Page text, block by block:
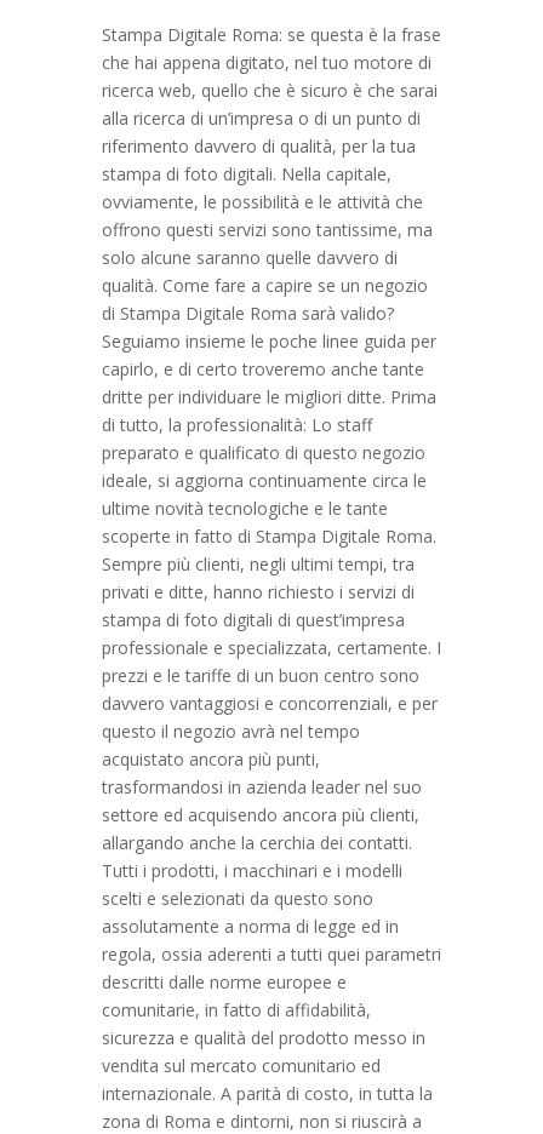
Stampa Digitale Roma: se questa è la frase
che hai appena digitato, nel tuo motore di
ricerca web, quello che è sicuro è che sarai
alla ricerca di un’impresa o di un punto di
riferimento davvero di qualità, per la tua
stampa di foto digitali. Nella capitale,
ovviamente, le possibilità e le attività che
offrono questi servizi sono tantissime, ma
solo alcune saranno quelle davvero di
qualità. Come fare a capire se un negozio
di Stampa Digitale Roma sarà valido?
Seguiamo insieme le poche linee guida per
capirlo, e di certo troveremo anche tante
dritte per individuare le migliori ditte. Prima
di tutto, la professionalità: Lo staff
preparato e qualificato di questo negozio
ideale, si aggiorna continuamente circa le
ultime novità tecnologiche e le tante
scoperte in fatto di Stampa Digitale Roma.
Sempre più clienti, negli ultimi tempi, tra
privati e ditte, hanno richiesto i servizi di
stampa di foto digitali di quest’impresa
professionale e specializzata, certamente. I
prezzi e le tariffe di un buon centro sono
davvero vantaggiosi e concorrenziali, e per
questo il negozio avrà nel tempo
acquistato ancora più punti,
trasformandosi in azienda leader nel suo
settore ed acquisendo ancora più clienti,
allargando anche la cerchia dei contatti.
Tutti i prodotti, i macchinari e i modelli
scelti e selezionati da questo sono
assolutamente a norma di legge ed in
regola, ossia aderenti a tutti quei parametri
descritti dalle norme europee e
comunitarie, in fatto di affidabilità,
sicurezza e qualità del prodotto messo in
vendita sul mercato comunitario ed
internazionale. A parità di costo, in tutta la
zona di Roma e dintorni, non si riuscirà a